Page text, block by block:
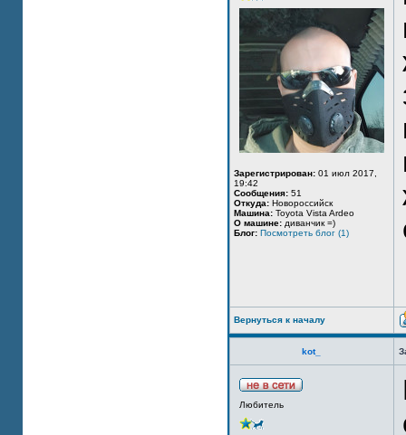
Зарегистрирован: 01 июл 2017,
19:42
Сообщения: 51
Откуда: Новороссийск
Машина: Toyota Vista Ardeo
О машине: диванчик =)
Блог: Посмотреть блог (1)
Вернуться к началу
kot_
Любитель